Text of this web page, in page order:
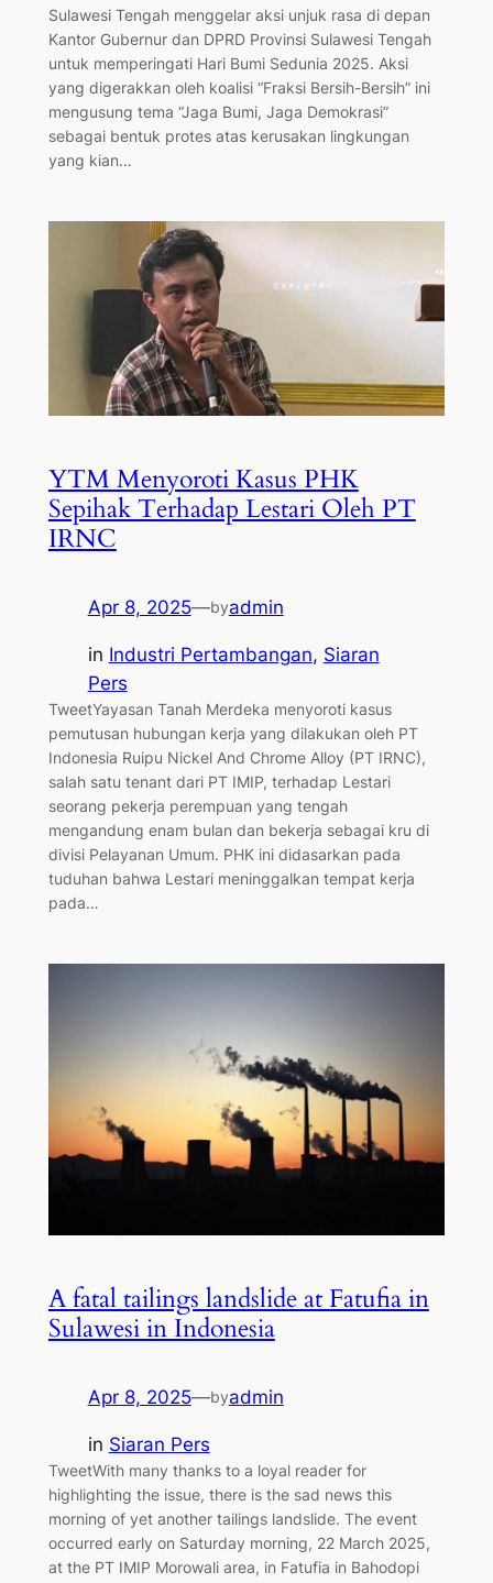
Sulawesi Tengah menggelar aksi unjuk rasa di depan
Kantor Gubernur dan DPRD Provinsi Sulawesi Tengah
untuk memperingati Hari Bumi Sedunia 2025. Aksi
yang digerakkan oleh koalisi “Fraksi Bersih-Bersih” ini
mengusung tema “Jaga Bumi, Jaga Demokrasi”
sebagai bentuk protes atas kerusakan lingkungan
yang kian…
YTM Menyoroti Kasus PHK
Sepihak Terhadap Lestari Oleh PT
IRNC
Apr 8, 2025—byadmin
in Industri Pertambangan, Siaran
Pers
TweetYayasan Tanah Merdeka menyoroti kasus
pemutusan hubungan kerja yang dilakukan oleh PT
Indonesia Ruipu Nickel And Chrome Alloy (PT IRNC),
salah satu tenant dari PT IMIP, terhadap Lestari
seorang pekerja perempuan yang tengah
mengandung enam bulan dan bekerja sebagai kru di
divisi Pelayanan Umum. PHK ini didasarkan pada
tuduhan bahwa Lestari meninggalkan tempat kerja
pada…
A fatal tailings landslide at Fatufia in
Sulawesi in Indonesia
Apr 8, 2025—byadmin
in Siaran Pers
TweetWith many thanks to a loyal reader for
highlighting the issue, there is the sad news this
morning of yet another tailings landslide. The event
occurred early on Saturday morning, 22 March 2025,
at the PT IMIP Morowali area, in Fatufia in Bahodopi